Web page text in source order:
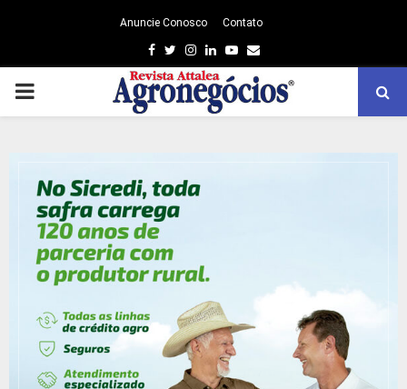
Anuncie Conosco Contato
Facebook
TwitterInstagram
LinkedinYoutube
Email
PRIMARY